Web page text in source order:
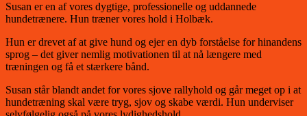
Susan er en af vores dygtige, professionelle og uddannede
hundetrænere. Hun træner vores hold i Holbæk.
Hun er drevet af at give hund og ejer en dyb forståelse for hinandens
sprog – det giver nemlig motivationen til at nå længere med
træningen og få et stærkere bånd.
Susan står blandt andet for vores sjove rallyhold og går meget op i at
hundetræning skal være tryg, sjov og skabe værdi. Hun underviser